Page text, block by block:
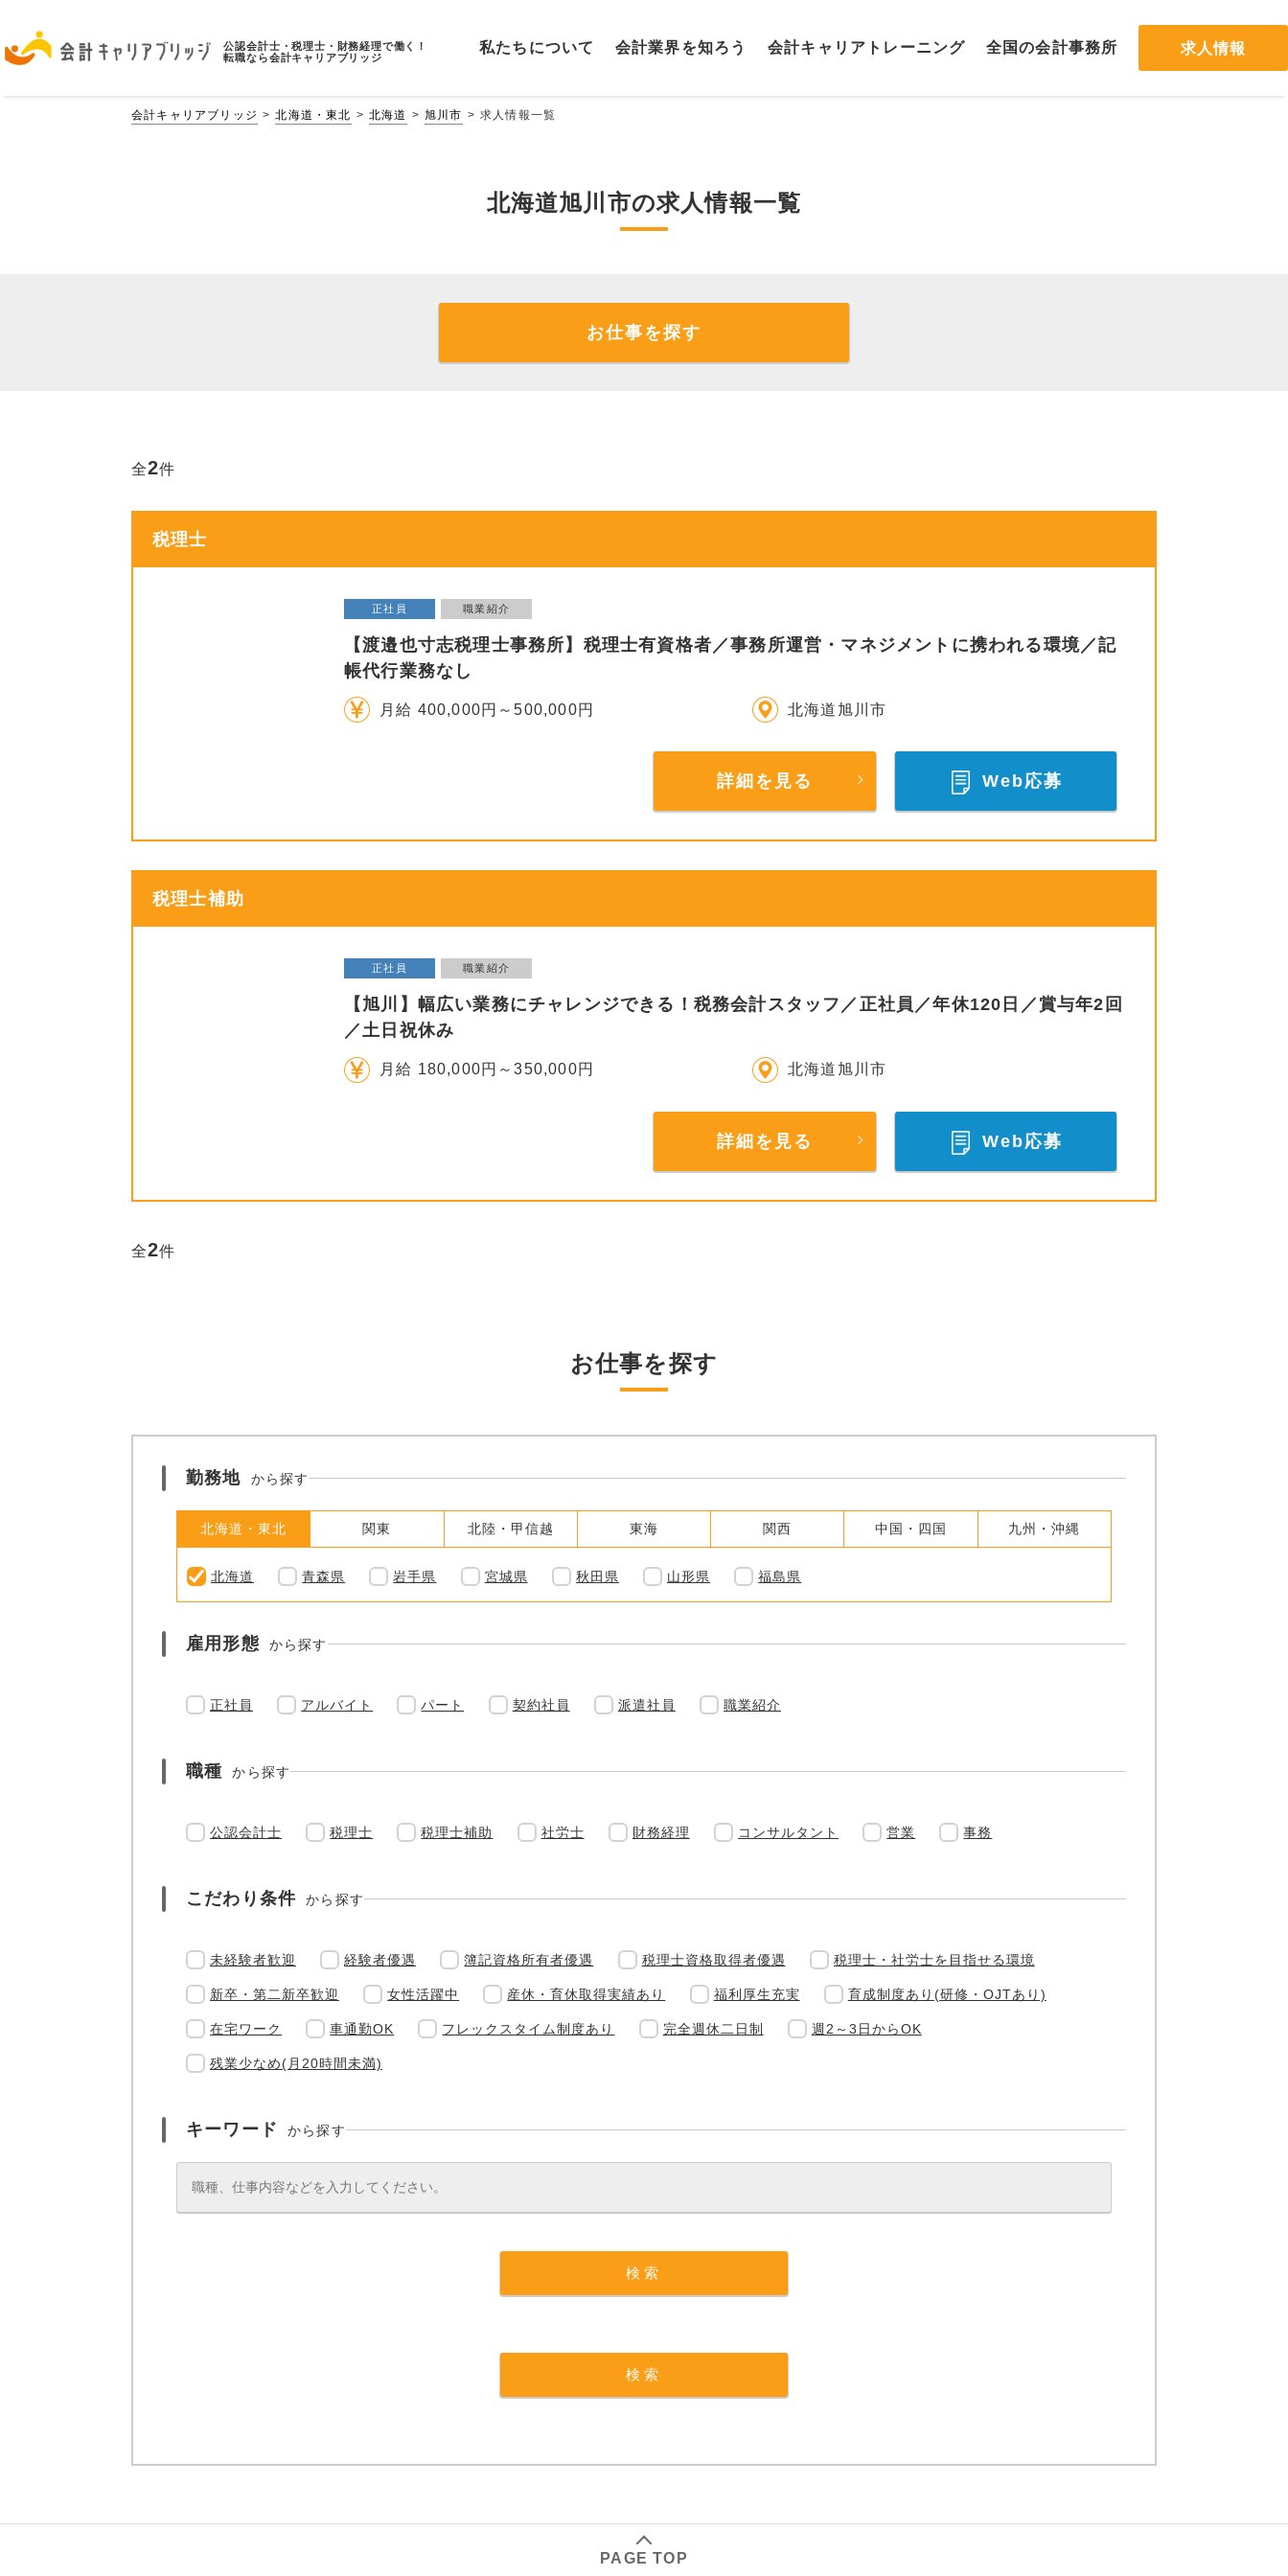
公認会計士・税理士・財務経理で働く！
転職なら会計キャリアブリッジ
私たちについて 会計業界を知ろう 会計キャリア トレーニング 全国の会計事務所 求人情報
会計キャリアブリッジ 北海道・東北 北海道 旭川市 求人情報一覧
北海道旭川市の求人情報一覧
お仕事を探す
全2件
税理士
正社員 職業紹介
【渡邉也寸志税理士事務所】税理士有資格者／事務所運営・マネジメントに携われる環境／記
帳代行業務なし
月給 400,000円～500,000円 北海道旭川市
詳細を見る Web応募
税理士補助
正社員 職業紹介
【旭川】幅広い業務にチャレンジできる！税務会計スタッフ／正社員／年休120日／賞与年2回
／土日祝休み
月給 180,000円～350,000円 北海道旭川市
詳細を見る Web応募
全2件
お仕事を探す
勤務地 から探す
北海道・東北 関東 北陸・甲信越 東海 関西 中国・四国 九州・沖縄
北海道 青森県 岩手県 宮城県 秋田県 山形県 福島県
雇用形態 から探す
正社員 アルバイト パート 契約社員 派遣社員 職業紹介
職種 から探す
公認会計士 税理士 税理士補助 社労士 財務経理 コンサルタント 営業 事務
こだわり条件 から探す
未経験者歓迎 経験者優遇 簿記資格所有者優遇 税理士資格取得者優遇 税理士・社労士を目指せる環境
新卒・第二新卒歓迎 女性活躍中 産休・育休取得実績あり 福利厚生充実 育成制度あり(研修・OJTあり)
在宅ワーク 車通勤OK フレックスタイム制度あり 完全週休二日制 週2～3日からOK
残業少なめ(月20時間未満)
キーワード から探す
PAGE TOP